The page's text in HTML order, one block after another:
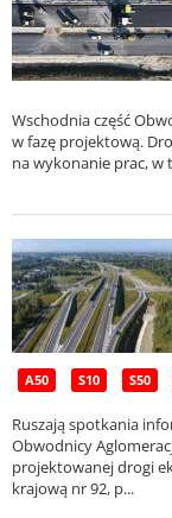
Wschodnia część
w fazę projektową.
na wykonanie prac, w
A50 S10 S50
Ruszają spotkania
Obwodnicy
projektowanej drogi
krajową nr 92, p...